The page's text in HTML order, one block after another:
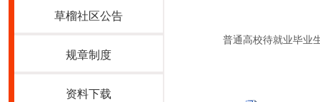
草榴社区公告
规章制度
资料下载
普通高校待就业毕业